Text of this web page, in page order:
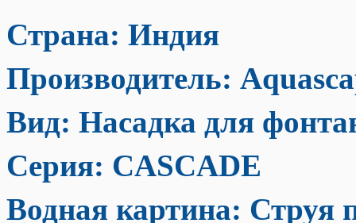
Страна: Индия
Производитель:
Вид: Насадка для
Серия: CASCADE
Водная картина: Струя